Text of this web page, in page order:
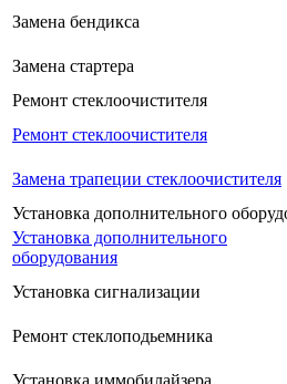
Замена бендикса
Замена стартера
Ремонт стеклоочистителя
Ремонт стеклоочистителя
Замена трапеции стеклоочистителя
Установка дополнительного
Установка дополнительного
оборудования
Установка сигнализации
Ремонт стеклоподьемника
Установка иммобилайзера